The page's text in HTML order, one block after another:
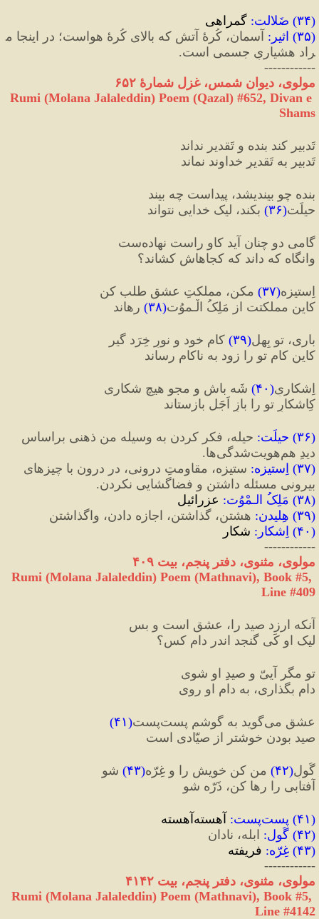
(۳۴) ضَلالت: گمراهی
(۳۵) اثیر : آسمان، کُرۀ آتش که بالای کُرۀ هواست؛ در اینجا م
راد هشیاریِ جسمی است.
------------
مولوی، دیوان شمس، غزل شمارهٔ ۶۵۲
Rumi (Molana Jalaleddin) Poem (Qazal) #652, Divan e
Shams
تَدبیر کند بنده و تَقدیر نداند
تَدبیر به تَقدیرِ خداوند نماند
بنده چو بیندیشد، پیداست چه بیند
حیلَت(۳۶) بکند، لیک خدایی نتواند
گامی دو چنان آید کاو راست نهاده‌ست
وانگاه که داند که کجاهاش کشاند؟
اِستیزه(۳۷) مکن، مملکتِ عشق طلب کن
کاین مملکتت از مَلِکُ الْـموُت(۳۸) رهاند
باری، تو بِهِل(۳۹) کامِ خود و نورِ خِرَد گیر
کاین کام تو را زود به ناکام رساند
اِشکاریِ( ۴۰) شَه باش و مجو هیچ شکاری
کِاشکارِ تو را بازِ اَجَل بازستاند
(۳۶) حیلَت:
دیدِ هم‌هویت‌شدگی‌ها.
(۳۷) اِستیزه:
بیرونی مسئله داشتن و فضاگشایی نکردن.
(۳۸) مَلِکُ الـمْوُت: عزرائیل
(۳۹) هِلیدن: هشتن، گذاشتن، اجازه دادن، واگذاشتن
( ۴۰) اِشکار : شکار
------------
مولوی، مثنوی، دفتر پنجم، ‌بیت ۴۰۹
Rumi (Molana Jalaleddin) Poem (Mathnavi), Book #5,
Line #409
آنکه ارزد صید را، عشق است و بس
لیک او کَی گنجد اندر دامِ کس؟
تو مگر آییّ و صیدِ او شوی
دام بگذاری، به دامِ او روی
عشق می‌گوید به گوشم پست‌پست (۴۱)
صید بودن خوشتر از صیّادی است
گُولِ(۴۲) من کن خویش را و غِرّه(۴۳) شو
آفتابی را رها کن، ذَرّه شو
(۴۱) پست‌پست : آهسته‌آهسته
(۴۲) گُول: ابله، نادان
(۴۳) غِرّه: فریفته
------------
مولوی، مثنوی، دفتر پنجم، بیت ۴۱۴۲
Rumi (Molana Jalaleddin) Poem (Mathnavi), Book #5,
Line #4142